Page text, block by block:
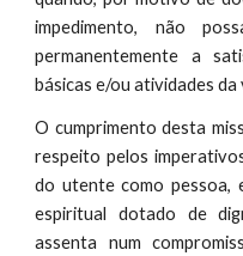
impedimento, não
permanentemente a
básicas e/ou atividades da
O cumprimento desta
respeito pelos
do utente como pessoa,
espiritual dotado de
assenta num